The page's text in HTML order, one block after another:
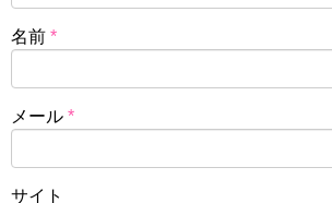
名前 *
メール *
サイト